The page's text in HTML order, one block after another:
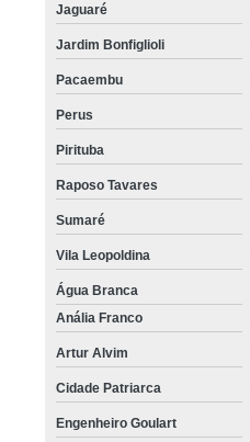
Jaguaré
Jardim Bonfiglioli
Pacaembu
Perus
Pirituba
Raposo Tavares
Sumaré
Vila Leopoldina
Água Branca
Anália Franco
Artur Alvim
Cidade Patriarca
Engenheiro Goulart